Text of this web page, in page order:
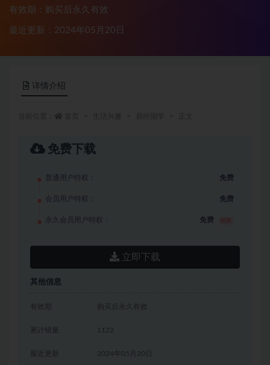
有效期：购买后永久有效
最近更新：2024年05月20日
详情介绍
免费下载
普通用户特权： 免费
会员用户特权： 免费
永久会员用户特权： 免费
立即下载
其他信息
有效期 购买后永久有效
累计销量 1122
2024年05月20日